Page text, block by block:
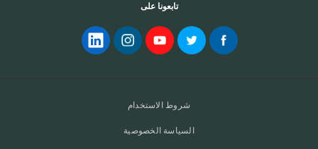
تابعونا على
شروط الاستخدام
السياسة الخصوصية